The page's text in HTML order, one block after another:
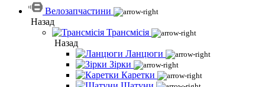
Велозапчастини
Назад
Трансмісія
Назад
Ланцюги
Зірки
Каретки